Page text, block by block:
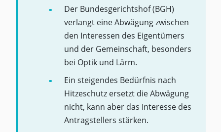
Der Bundesgerichtshof (BGH)
verlangt eine Abwägung zwischen
den Interessen des Eigentümers
und der Gemeinschaft, besonders
bei Optik und Lärm.
Ein steigendes Bedürfnis nach
Hitzeschutz ersetzt die Abwägung
nicht, kann aber das Interesse des
Antragstellers stärken.